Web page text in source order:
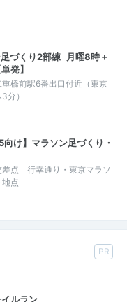
づくり2部練│月曜8時＋
発】
橋前駅6番出口付近（東京
分）
け】マラソン足づくり・
差点 行幸通り・東京マラソ
点
PR
イルラン